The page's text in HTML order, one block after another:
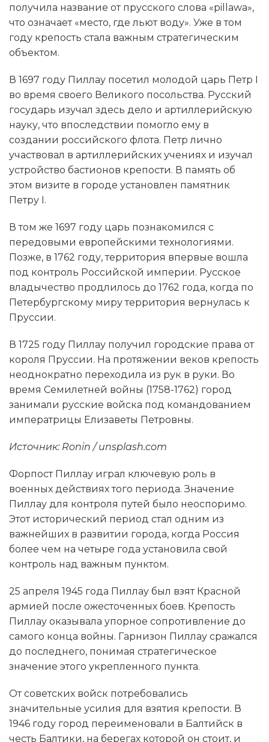
получила название от прусского слова «pillawa»,
что означает «место, где льют воду». Уже в том
году крепость стала важным стратегическим
объектом.
В 1697 году Пиллау посетил молодой царь Петр I
во время своего Великого посольства. Русский
государь изучал здесь дело и артиллерийскую
науку, что впоследствии помогло ему в
создании российского флота. Петр лично
участвовал в артиллерийских учениях и изучал
устройство бастионов крепости. В память об
этом визите в городе установлен памятник
Петру I.
В том же 1697 году царь познакомился с
передовыми европейскими технологиями.
Позже, в 1762 году, территория впервые вошла
под контроль Российской империи. Русское
владычество продлилось до 1762 года, когда по
Петербургскому миру территория вернулась к
Пруссии.
В 1725 году Пиллау получил городские права от
короля Пруссии. На протяжении веков крепость
неоднократно переходила из рук в руки. Во
время Семилетней войны (1758-1762) город
занимали русские войска под командованием
императрицы Елизаветы Петровны.
Источник: Ronin / unsplash.com
Форпост Пиллау играл ключевую роль в
военных действиях того периода. Значение
Пиллау для контроля путей было неоспоримо.
Этот исторический период стал одним из
важнейших в развитии города, когда Россия
более чем на четыре года установила свой
контроль над важным пунктом.
25 апреля 1945 года Пиллау был взят Красной
армией после ожесточенных боев. Крепость
Пиллау оказывала упорное сопротивление до
самого конца войны. Гарнизон Пиллау сражался
до последнего, понимая стратегическое
значение этого укрепленного пункта.
От советских войск потребовались
значительные усилия для взятия крепости. В
1946 году город переименовали в Балтийск в
честь Балтики, на берегах которой он стоит, и